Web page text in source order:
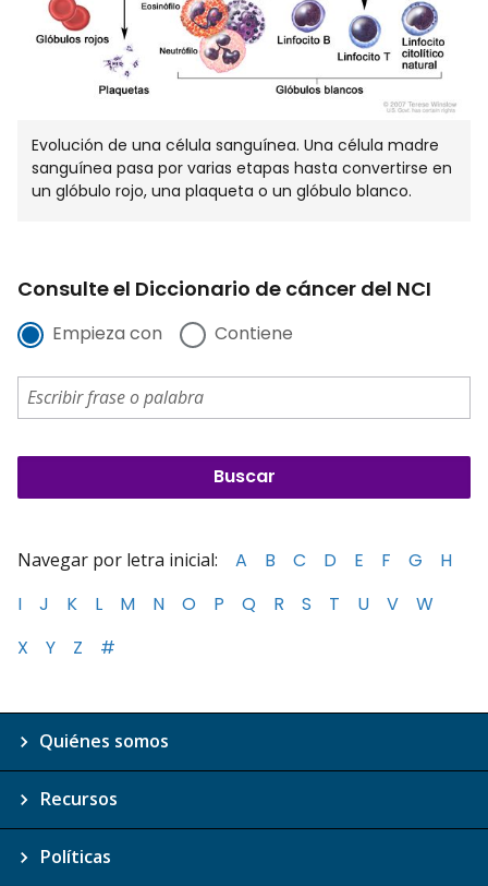
Evolución de una célula sanguínea. Una célula madre
sanguínea pasa por varias etapas hasta convertirse en
un glóbulo rojo, una plaqueta o un glóbulo blanco.
Consulte el Diccionario de cáncer del NCI
Empieza con Contiene
Navegar por letra inicial: A B C D E F G
H
I
J K L M N O P Q R S T U V
W
X
Y Z #
Quiénes somos
Recursos
Políticas